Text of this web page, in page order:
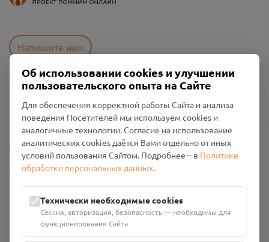
Напишите нам
Политика конфиденциальности
Промо-материалы
Настройки cookies
Общество с ограниченной ответственностью «Смоленский
Проект Помним»
ИНН: 6700029207 ОГРН: 1256700001986
Юридический адрес: 216790, Смоленская область, р-н
Руднянский, г. Рудня, улица Западная, д. 26А, пом. 18
Номер счёта: 40702810901130004287 в АО "АЛЬФА-БАНК"
Об использовании cookies и улучшении
пользовательского опыта на Сайте
Для обеспечения корректной работы Сайта и анализа
поведения Посетителей мы используем cookies и
аналогичные технологии. Согласие на использование
аналитических cookies даётся Вами отдельно от иных
условий пользования Сайтом. Подробнее – в Политике
обработки персональных данных.
Технически необходимые cookies
Сессия, авторизация, безопасность — необходимы для
функционирования Сайта